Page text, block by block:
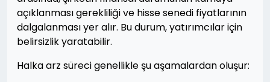
açıklanması gerekliliği ve hisse senedi fiyatlarının
dalgalanması yer alır. Bu durum, yatırımcılar için
belirsizlik yaratabilir.
Halka arz süreci genellikle şu aşamalardan oluşur: